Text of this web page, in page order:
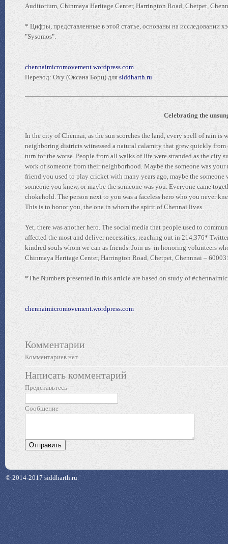
Auditorium, Chinmaya Heritage Center, Harrington Road, Chetpet,
* Цифры, представленные в этой статье, основаны на исследовании
"Sysomos".
chennaimicromovement.wordpress.com
Перевод: Oxy (Оксана Борц) для siddharth.ru
Celebrating the
In the city of Chennai, as the sun scorches the land, every spell of rain
neighboring districts witnessed a natural calamity that grew quickly
turn for the worse. People from all walks of life were stranded as the city
work of someone from their neighborhood. Maybe the someone was
friend you used to play cricket with many years ago, maybe the
someone you knew, or maybe the someone was you. Everyone came
chokehold. The person next to you was a faceless hero who you never
This is to honor you, the one in whom the spirit of Chennai lives.
Yet, there was another hero. The social media that people used to
affected the most and deliver necessities, reaching out in 214,376*
kindred souls whom we can as friends. Join us in honoring volunteers
Chinmaya Heritage Center, Harrington Road, Chetpet, Chennnai –
*The Numbers presented in this article are based on study of
chennaimicromovement.wordpress.com
Комментарии
Комментариев нет.
Написать комментарий
Представьтесь
Сообщение
© 2014-2017 siddharth.ru